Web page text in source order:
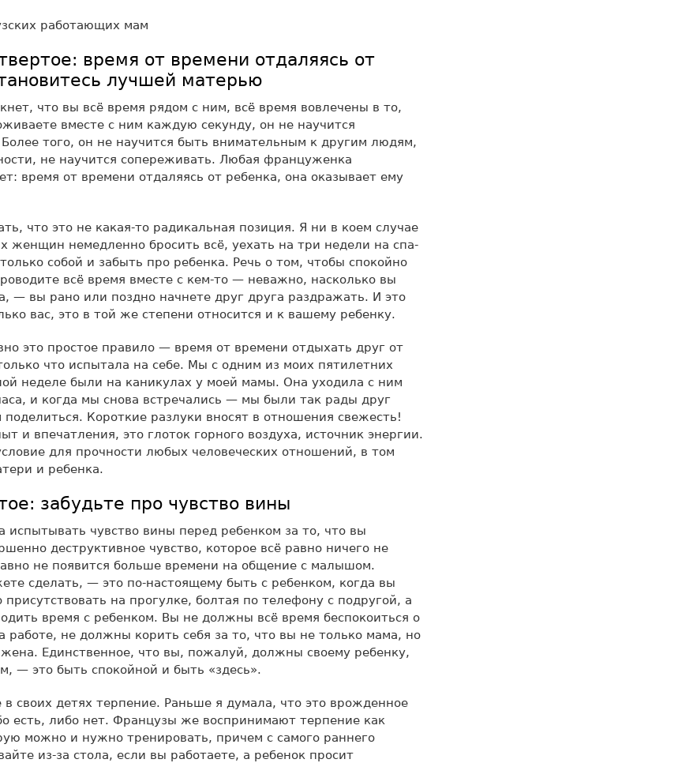
время от времени отдаляясь от
лучшей матерью
что вы всё время рядом с ним, всё время вовлечены в то,
вместе с ним каждую секунду, он не научится
Более того, он не научится быть внимательным к другим людям,
не научится сопереживать. Любая француженка
время от времени отдаляясь от ребенка, она оказывает ему
что это не какая-то радикальная позиция. Я ни в коем случае
женщин немедленно бросить всё, уехать на три недели на спа-
собой и забыть про ребенка. Речь о том, чтобы спокойно
всё время вместе с кем-то — неважно, насколько вы
— вы рано или поздно начнете друг друга раздражать. И это
вас, это в той же степени относится и к вашему ребенку.
это простое правило — время от времени отдыхать друг от
что испытала на себе. Мы с одним из моих пятилетних
неделе были на каникулах у моей мамы. Она уходила с ним
и когда мы снова встречались — мы были так рады друг
Короткие разлуки вносят в отношения свежесть!
и впечатления, это глоток горного воздуха, источник энергии.
для прочности любых человеческих отношений, в том
и ребенка.
забудьте про чувство вины
испытывать чувство вины перед ребенком за то, что вы
деструктивное чувство, которое всё равно ничего не
не появится больше времени на общение с малышом.
сделать, — это по-настоящему быть с ребенком, когда вы
на прогулке, болтая по телефону с подругой, а
время с ребенком. Вы не должны всё время беспокоиться о
работе, не должны корить себя за то, что вы не только мама, но
Единственное, что вы, пожалуй, должны своему ребенку,
— это быть спокойной и быть «здесь».
своих детях терпение. Раньше я думала, что это врожденное
есть, либо нет. Французы же воспринимают терпение как
можно и нужно тренировать, причем с самого раннего
из-за стола, если вы работаете, а ребенок просит